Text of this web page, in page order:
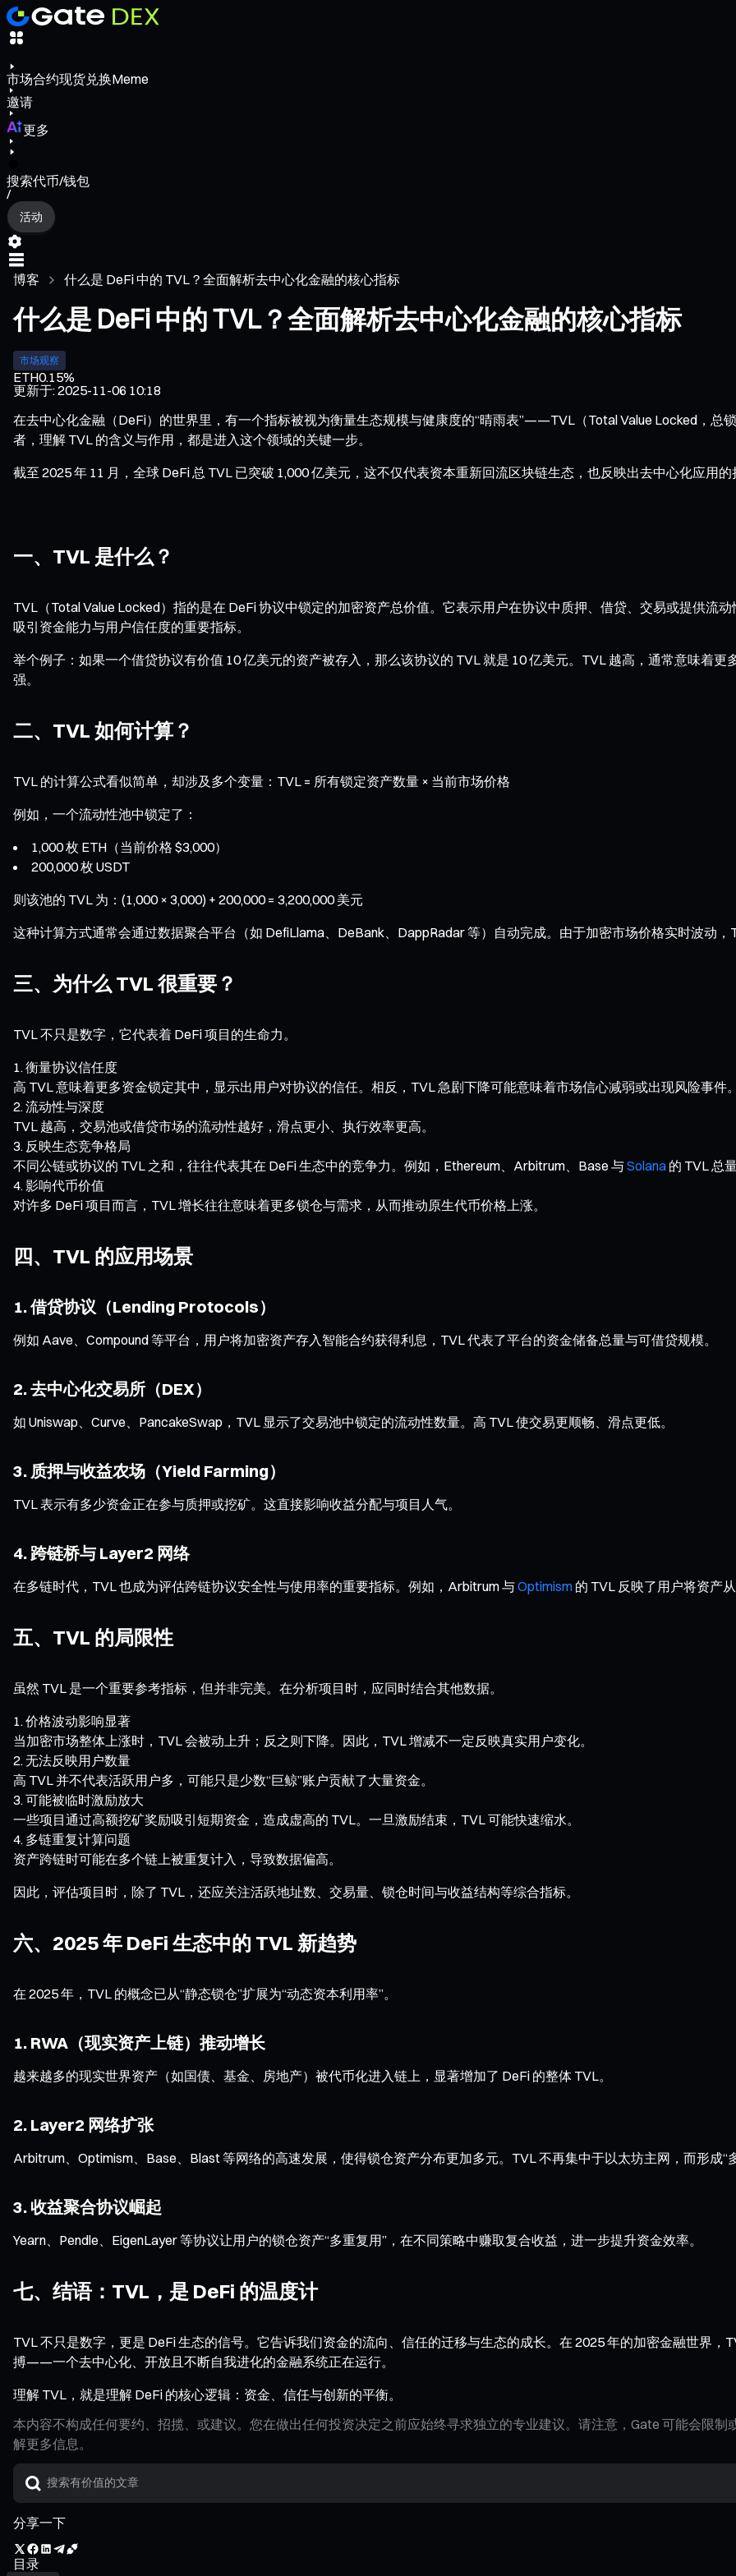
市场合约现货兑换Meme
邀请
更多
搜索代币/钱包
/
活动
博客 什么是 DeFi 中的 TVL？全面解析去中心化金融的核心指标
什么是 DeFi 中的 TVL？全面解析去中心化金融的核心指标
市场观察
ETH0.15%
更新于:2025-11-06 10:18
在去中心化金融（DeFi）的世界里，有一个指标被视为衡量生态规模与健康度的“晴雨表”——TVL（Total Value Locked，总
者，理解 TVL 的含义与作用，都是进入这个领域的关键一步。
截至 2025 年 11 月，全球 DeFi 总 TVL 已突破 1,000 亿美元，这不仅代表资本重新回流区块链生态，也反映出去中心化应用的
一、TVL 是什么？
TVL（Total Value Locked）指的是在 DeFi 协议中锁定的加密资产总价值。它表示用户在协议中质押、借贷、交易或提供流
吸引资金能力与用户信任度的重要指标。
举个例子：如果一个借贷协议有价值 10 亿美元的资产被存入，那么该协议的 TVL 就是 10 亿美元。TVL 越高，通常意味着
强。
二、TVL 如何计算？
TVL 的计算公式看似简单，却涉及多个变量：TVL = 所有锁定资产数量 × 当前市场价格
例如，一个流动性池中锁定了：
1,000 枚 ETH（当前价格 $3,000）
200,000 枚 USDT
则该池的 TVL 为：(1,000 × 3,000) + 200,000 = 3,200,000 美元
这种计算方式通常会通过数据聚合平台（如 DefiLlama、DeBank、DappRadar 等）自动完成。由于加密市场价格实时波动，
三、为什么 TVL 很重要？
TVL 不只是数字，它代表着 DeFi 项目的生命力。
衡量协议信任度
高 TVL 意味着更多资金锁定其中，显示出用户对协议的信任。相反，TVL 急剧下降可能意味着市场信心减弱或出现风险事件。
流动性与深度
TVL 越高，交易池或借贷市场的流动性越好，滑点更小、执行效率更高。
反映生态竞争格局
不同公链或协议的 TVL 之和，往往代表其在 DeFi 生态中的竞争力。例如，Ethereum、Arbitrum、Base 与Solana 的 TVL 总
影响代币价值
对许多 DeFi 项目而言，TVL 增长往往意味着更多锁仓与需求，从而推动原生代币价格上涨。
四、TVL 的应用场景
1. 借贷协议（Lending Protocols）
例如 Aave、Compound 等平台，用户将加密资产存入智能合约获得利息，TVL 代表了平台的资金储备总量与可借贷规模。
2. 去中心化交易所（DEX）
如 Uniswap、Curve、PancakeSwap，TVL 显示了交易池中锁定的流动性数量。高 TVL 使交易更顺畅、滑点更低。
3. 质押与收益农场（Yield Farming）
TVL 表示有多少资金正在参与质押或挖矿。这直接影响收益分配与项目人气。
4. 跨链桥与 Layer2 网络
在多链时代，TVL 也成为评估跨链协议安全性与使用率的重要指标。例如，Arbitrum 与Optimism 的 TVL 反映了用户将资产
五、TVL 的局限性
虽然 TVL 是一个重要参考指标，但并非完美。在分析项目时，应同时结合其他数据。
价格波动影响显著
当加密市场整体上涨时，TVL 会被动上升；反之则下降。因此，TVL 增减不一定反映真实用户变化。
无法反映用户数量
高 TVL 并不代表活跃用户多，可能只是少数“巨鲸”账户贡献了大量资金。
可能被临时激励放大
一些项目通过高额挖矿奖励吸引短期资金，造成虚高的 TVL。一旦激励结束，TVL 可能快速缩水。
多链重复计算问题
资产跨链时可能在多个链上被重复计入，导致数据偏高。
因此，评估项目时，除了 TVL，还应关注活跃地址数、交易量、锁仓时间与收益结构等综合指标。
六、2025 年 DeFi 生态中的 TVL 新趋势
在 2025 年，TVL 的概念已从“静态锁仓”扩展为“动态资本利用率”。
1. RWA（现实资产上链）推动增长
越来越多的现实世界资产（如国债、基金、房地产）被代币化进入链上，显著增加了 DeFi 的整体 TVL。
2. Layer2 网络扩张
Arbitrum、Optimism、Base、Blast 等网络的高速发展，使得锁仓资产分布更加多元。TVL 不再集中于以太坊主网，而形成“
3. 收益聚合协议崛起
Yearn、Pendle、EigenLayer 等协议让用户的锁仓资产“多重复用”，在不同策略中赚取复合收益，进一步提升资金效率。
七、结语：TVL，是 DeFi 的温度计
TVL 不只是数字，更是 DeFi 生态的信号。它告诉我们资金的流向、信任的迁移与生态的成长。在 2025 年的加密金融世界，
搏——一个去中心化、开放且不断自我进化的金融系统正在运行。
理解 TVL，就是理解 DeFi 的核心逻辑：资金、信任与创新的平衡。
本内容不构成任何要约、招揽、或建议。您在做出任何投资决定之前应始终寻求独立的专业建议。请注意，Gate 可能会限
解更多信息。
分享一下
目录